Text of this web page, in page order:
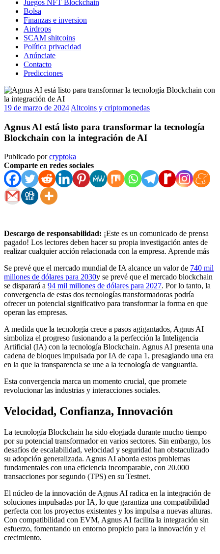
Juegos NFT Blockchain
Bolsa
Finanzas e inversion
Airdrops
SCAM shitcoins
Política privacidad
Anúnciate
Contacto
Predicciones
19 de marzo de 2024 Altcoins y criptomonedas
Agnus AI está listo para transformar la tecnología
Blockchain con la integración de AI
Publicado porcryptoka
Comparte en redes sociales
Descargo de responsabilidad: ¡Este es un comunicado de prensa
pagado! Los lectores deben hacer su propia investigación antes de
realizar cualquier acción relacionada con la empresa. Aprende más
Se prevé que el mercado mundial de IA alcance un valor de 740 mil
millones de dólares para 2030y se prevé que el mercado blockchain
se disparará a 94 mil millones de dólares para 2027. Por lo tanto, la
convergencia de estas dos tecnologías transformadoras podría
ofrecer un potencial significativo para transformar la forma en que
operan las empresas.
A medida que la tecnología crece a pasos agigantados, Agnus AI
simboliza el progreso fusionando a la perfección la Inteligencia
Artificial (IA) con la tecnología Blockchain. Agnus AI presenta una
cadena de bloques impulsada por IA de capa 1, presagiando una era
en la que la transparencia se une a la tecnología de vanguardia.
Esta convergencia marca un momento crucial, que promete
revolucionar las industrias y interacciones sociales.
Velocidad, Confianza, Innovación
La tecnología Blockchain ha sido elogiada durante mucho tiempo
por su potencial transformador en varios sectores. Sin embargo, los
desafíos de escalabilidad, velocidad y seguridad han obstaculizado
su adopción generalizada. Agnus AI aborda estos problemas
fundamentales con una eficiencia incomparable, con 20.000
transacciones por segundo (TPS) en su Testnet.
El núcleo de la innovación de Agnus AI radica en la integración de
soluciones impulsadas por IA, lo que garantiza una compatibilidad
perfecta con los proyectos existentes y los impulsa a nuevas alturas.
Con compatibilidad con EVM, Agnus AI facilita la integración sin
esfuerzo, fomentando un entorno propicio para la innovación y el
crecimiento.